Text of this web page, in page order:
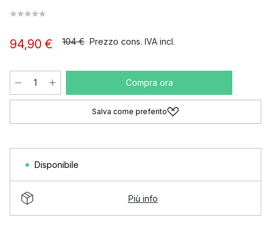
94,90 € 104 € Prezzo cons. IVA incl.
Compra ora
Salva come preferito
Disponibile
Più info